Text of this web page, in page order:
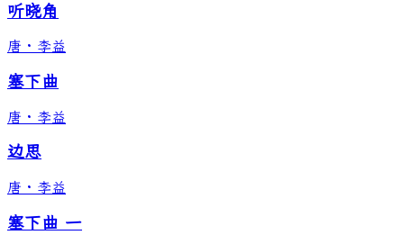
听晓角
唐 · 李益
塞下曲
唐 · 李益
边思
唐 · 李益
塞下曲 一